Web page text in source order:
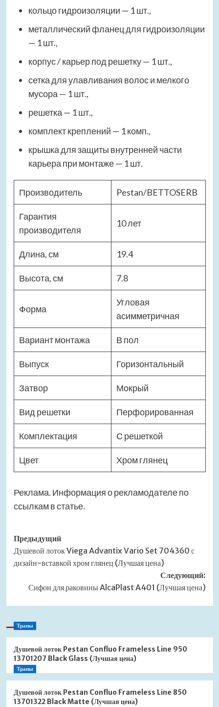
кольцо гидроизоляции — 1 шт.,
металлический фланец для гидроизоляции
— 1 шт.,
корпус / карьер под решетку — 1 шт.,
сетка для улавливания волос и мелкого
мусора — 1 шт.,
решетка — 1 шт.,
комплект креплений — 1 комп.,
крышка для защиты внутренней части
карьера при монтаже — 1 шт.
Производитель Pestan/BETTOSERB
Гарантия
производителя
10 лет
Длина, см 19.4
Высота, см 7.8
Форма
Угловая
асимметричная
Вариант монтажа В пол
Выпуск Горизонтальный
Затвор Мокрый
Вид решетки Перфорированная
Комплектация С решеткой
Цвет Хром глянец
Реклама. Информация о рекламодателе по
ссылкам в статье.
Навигация
записи
Предыдущий
Душевой лоток Viega Advantix Vario Set 704360 с
дизайн-вставкой хром глянец (Лучшая цена)
Следующий:
Сифон для раковины AlcaPlast A401 (Лучшая цена)
Трапы
Душевой лоток Pestan Confluo Frameless Line 950
13701207 Black Glass (Лучшая цена)
Трапы
Душевой лоток Pestan Confluo Frameless Line 850
13701322 Black Matte (Лучшая цена)